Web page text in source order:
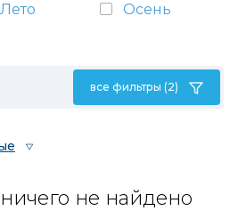
Лето
Осень
все фильтры (2)
не найдено